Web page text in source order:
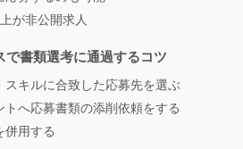
が非公開求人
で書類選考に通過するコツ
スキルに合致した応募先を選ぶ
トへ応募書類の添削依頼をする
併用する